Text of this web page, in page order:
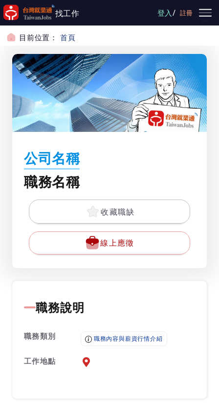
跳到主要內容
找工作 登入/ 註冊
目前位置： 首頁
公司名稱
職務名稱
收藏職缺
線上應徵
職務說明
職務類別 職務內容與薪資行情介紹
工作地點 前往查看地圖